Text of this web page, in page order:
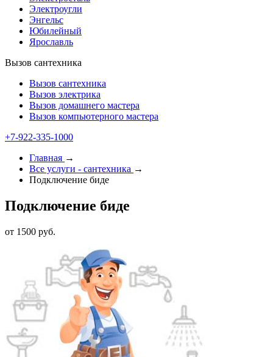
Электроугли
Энгельс
Юбилейный
Ярославль
Вызов сантехника
Вызов сантехника
Вызов электрика
Вызов домашнего мастера
Вызов компьютерного мастера
+7-922-335-1000
Главная →
Все услуги - cантехника →
Подключение биде
Подключение биде
от 1500 руб.